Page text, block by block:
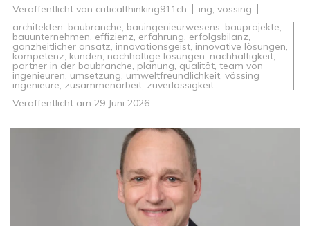
Veröffentlicht von criticalthinking911ch ing, vössing
architekten, baubranche, bauingenieurwesens, bauprojekte,
bauunternehmen, effizienz, erfahrung, erfolgsbilanz,
ganzheitlicher ansatz, innovationsgeist, innovative lösungen,
kompetenz, kunden, nachhaltige lösungen, nachhaltigkeit,
partner in der baubranche, planung, qualität, team von
ingenieuren, umsetzung, umweltfreundlichkeit, vössing
ingenieure, zusammenarbeit, zuverlässigkeit
Veröffentlicht am 29 Juni 2026